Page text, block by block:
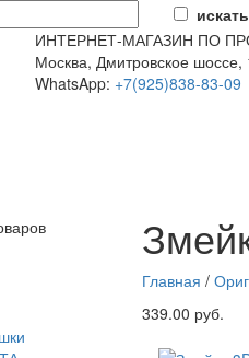
ИНТЕРНЕТ-МАГАЗИН ПО
Москва, Дмитровское
WhatsApp: +7(925)838-83-09
Игрушка
особенно
благоприятно
она отлично
каждую
Главная /
339.00 руб.